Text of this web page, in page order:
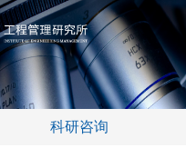
科研咨询